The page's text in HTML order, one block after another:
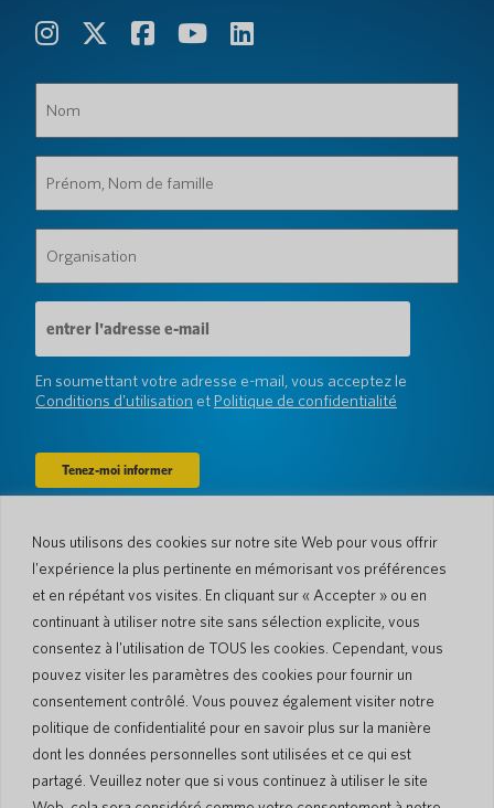
Nous utilisons des cookies sur notre site Web pour vous offrir
l'expérience la plus pertinente en mémorisant vos préférences
et en répétant vos visites. En cliquant sur « Accepter » ou en
continuant à utiliser notre site sans sélection explicite, vous
consentez à l'utilisation de TOUS les cookies. Cependant, vous
pouvez visiter les paramètres des cookies pour fournir un
consentement contrôlé. Vous pouvez également visiter notre
politique de confidentialité pour en savoir plus sur la manière
dont les données personnelles sont utilisées et ce qui est
partagé. Veuillez noter que si vous continuez à utiliser le site
(Obligatoire)
Nom
de
famille
(Obligatoire)
(Obligatoire)
Adresse
e-
mail
(Obligatoire)
En soumettant votre adresse e-mail, vous acceptez le
Conditions d'utilisation et Politique de confidentialité
Entreprise
À propos de nous
Langues et pays
Actualités
#AllSpokenHere
Soutien
Service client
Politique de retour
Conditions d'expédition
Garantie limitée
Sécurité de Pocketalk
Contactez-nous